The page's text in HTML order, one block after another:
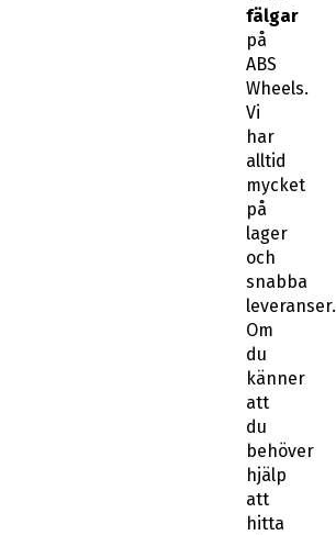
fälgar
på
ABS
Wheels.
Vi
har
alltid
mycket
på
lager
och
snabba
leveranser.
Om
du
känner
att
du
behöver
hjälp
att
hitta